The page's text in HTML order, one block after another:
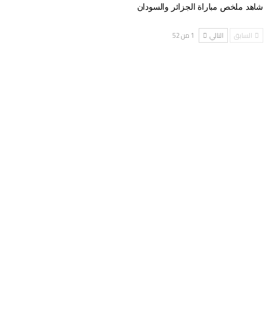
شاهد ملخص مباراة الجزائر والسودان
السابق التالي